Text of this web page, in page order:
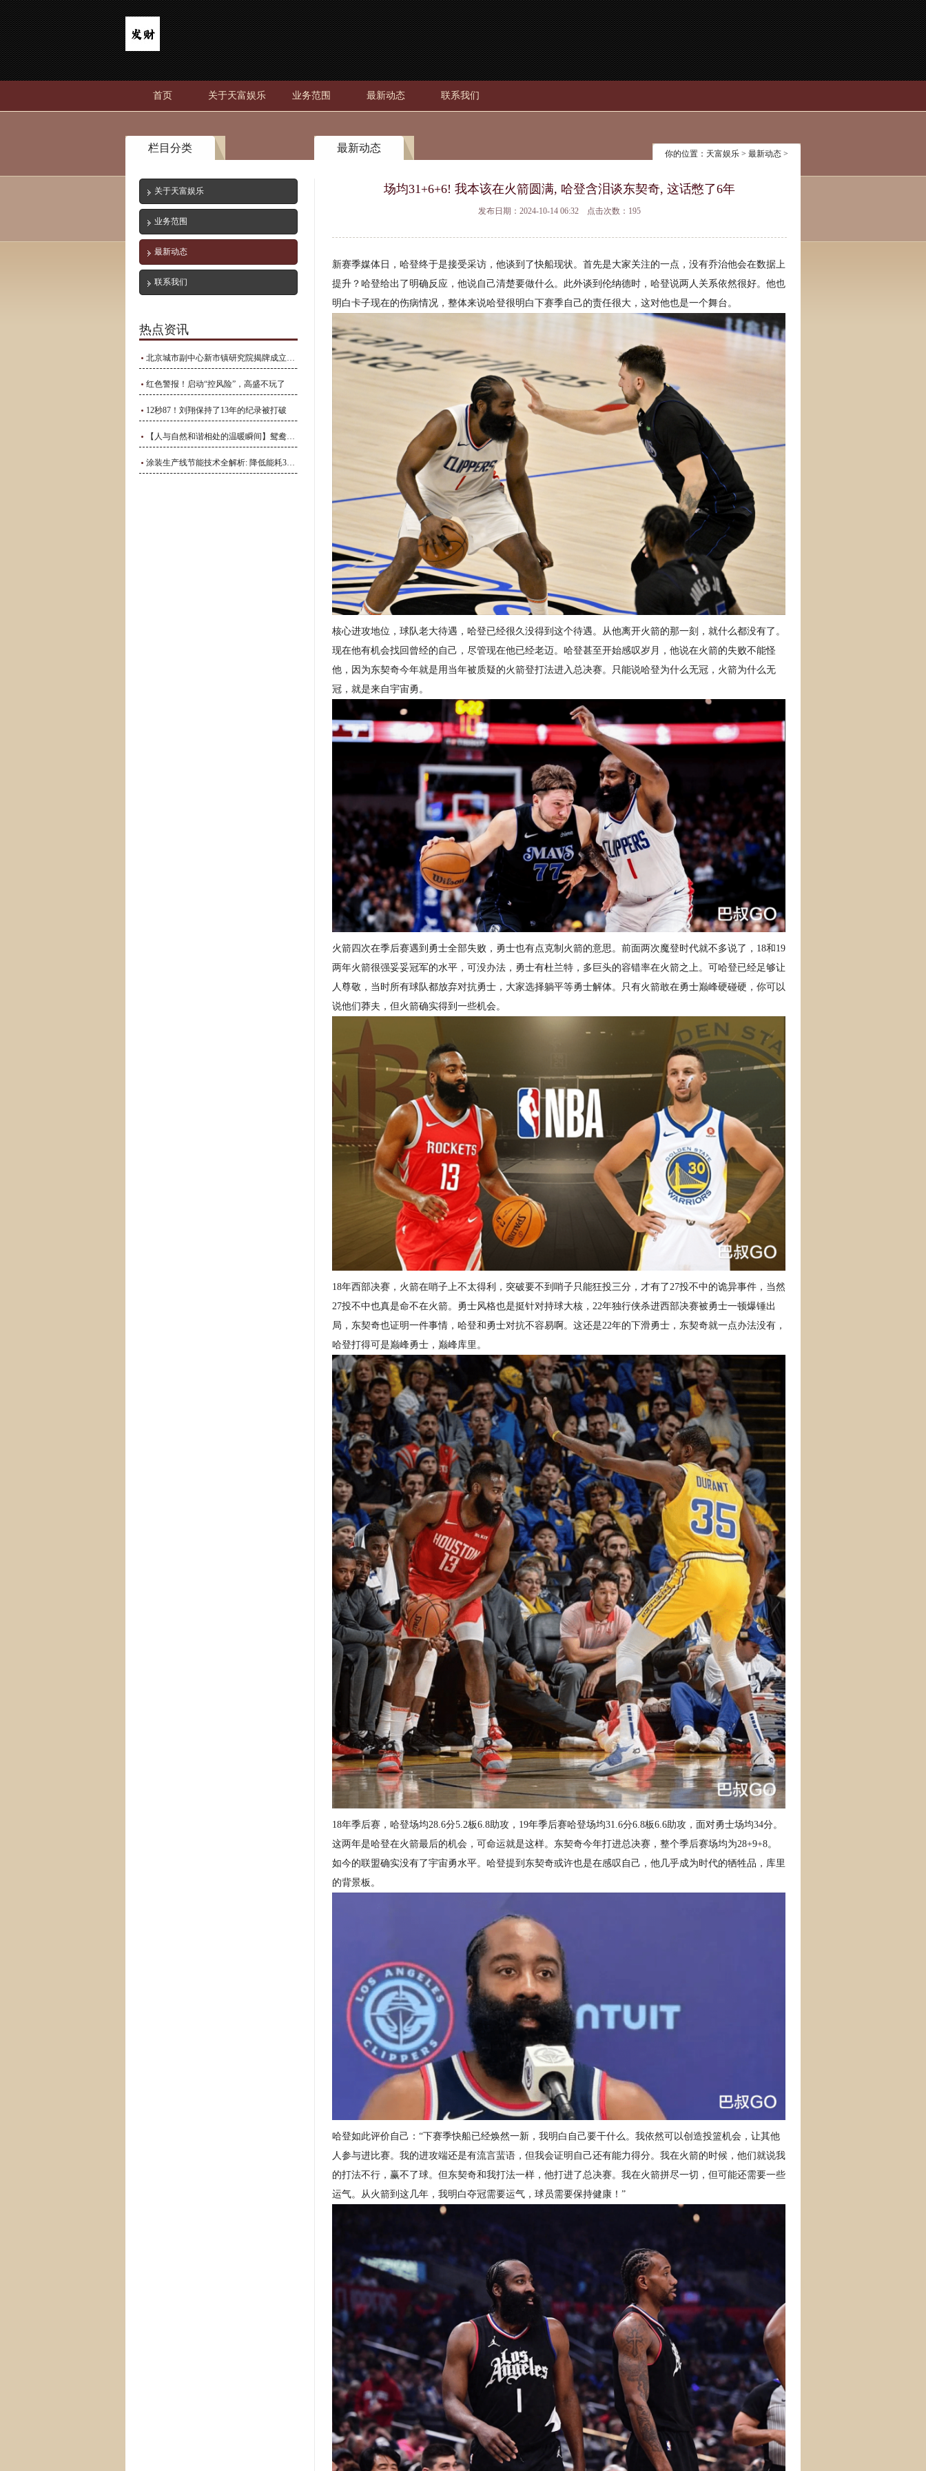
首页 关于天富娱乐 业务范围 最新动态 联系我们
栏目分类
关于天富娱乐
业务范围
最新动态
联系我们
热点资讯
北京城市副中心新市镇研究院揭牌成立_永乐店镇_协同发展_产业
红色警报！启动“控风险”，高盛不玩了
12秒87！刘翔保持了13年的纪录被打破
【人与自然和谐相处的温暖瞬间】鸳鸯来到清凉河
涂装生产线节能技术全解析: 降低能耗30%的行业解决方案
最新动态 你的位置： 天富娱乐 > 最新动态 >
场均31+6+6! 我本该在火箭圆满, 哈登含泪谈东契奇, 这话憋了6年
发布日期：2024-10-14 06:32 点击次数：195
新赛季媒体日，哈登终于是接受采访，他谈到了快船现状。首先是大家关注的一点，没有乔治他会在数据上
提升？哈登给出了明确反应，他说自己清楚要做什么。此外谈到伦纳德时，哈登说两人关系依然很好。他也
明白卡子现在的伤病情况，整体来说哈登很明白下赛季自己的责任很大，这对他也是一个舞台。
核心进攻地位，球队老大待遇，哈登已经很久没得到这个待遇。从他离开火箭的那一刻，就什么都没有了。
现在他有机会找回曾经的自己，尽管现在他已经老迈。哈登甚至开始感叹岁月，他说在火箭的失败不能怪
他，因为东契奇今年就是用当年被质疑的火箭登打法进入总决赛。只能说哈登为什么无冠，火箭为什么无
冠，就是来自宇宙勇。
火箭四次在季后赛遇到勇士全部失败，勇士也有点克制火箭的意思。前面两次魔登时代就不多说了，18和19
两年火箭很强妥妥冠军的水平，可没办法，勇士有杜兰特，多巨头的容错率在火箭之上。可哈登已经足够让
人尊敬，当时所有球队都放弃对抗勇士，大家选择躺平等勇士解体。只有火箭敢在勇士巅峰硬碰硬，你可以
说他们莽夫，但火箭确实得到一些机会。
18年西部决赛，火箭在哨子上不太得利，突破要不到哨子只能狂投三分，才有了27投不中的诡异事件，当然
27投不中也真是命不在火箭。勇士风格也是挺针对持球大核，22年独行侠杀进西部决赛被勇士一顿爆锤出
局，东契奇也证明一件事情，哈登和勇士对抗不容易啊。这还是22年的下滑勇士，东契奇就一点办法没有，
哈登打得可是巅峰勇士，巅峰库里。
18年季后赛，哈登场均28.6分5.2板6.8助攻，19年季后赛哈登场均31.6分6.8板6.6助攻，面对勇士场均34分。
这两年是哈登在火箭最后的机会，可命运就是这样。东契奇今年打进总决赛，整个季后赛场均为28+9+8。
如今的联盟确实没有了宇宙勇水平。哈登提到东契奇或许也是在感叹自己，他几乎成为时代的牺牲品，库里
的背景板。
哈登如此评价自己：“下赛季快船已经焕然一新，我明白自己要干什么。我依然可以创造投篮机会，让其他
人参与进比赛。我的进攻端还是有流言蜚语，但我会证明自己还有能力得分。我在火箭的时候，他们就说我
的打法不行，赢不了球。但东契奇和我打法一样，他打进了总决赛。我在火箭拼尽一切，但可能还需要一些
运气。从火箭到这几年，我明白夺冠需要运气，球员需要保持健康！”